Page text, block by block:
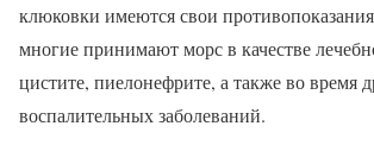
клюковки имеются свои
многие принимают морс в качестве
цистите, пиелонефрите, а также во время
воспалительных заболеваний.